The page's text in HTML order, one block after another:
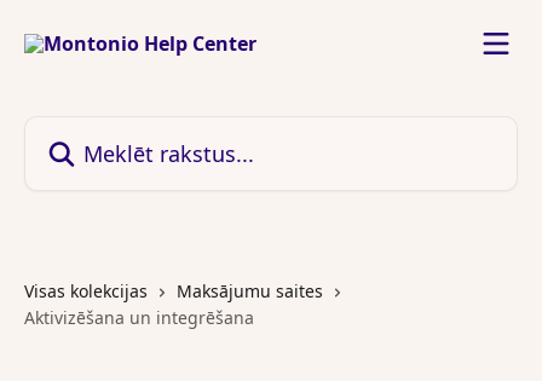
Visas kolekcijas
Maksājumu saites
Aktivizēšana un integrēšana